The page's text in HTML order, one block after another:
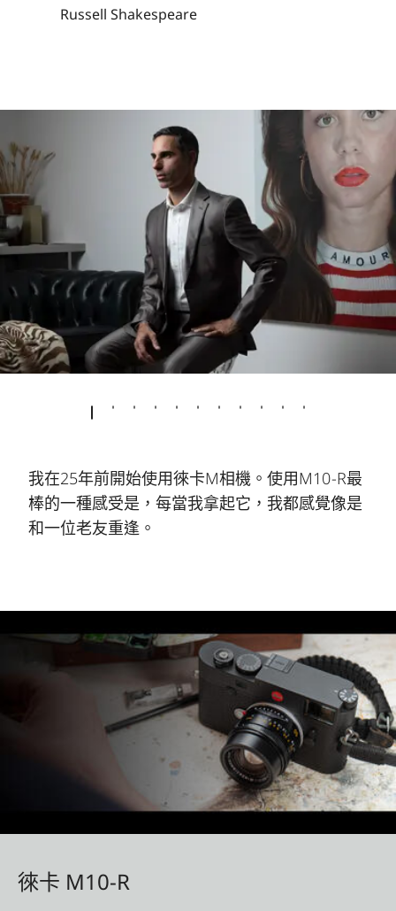
Russell Shakespeare
我在25年前開始使用徠卡M相機。使用M10-R最
棒的一種感受是，每當我拿起它，我都感覺像是
和一位老友重逢。
徠卡 M10-R